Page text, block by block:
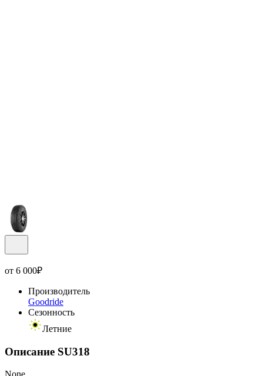
от 6 000₽
Производитель
Goodride
Сезонность
Летние
Описание SU318